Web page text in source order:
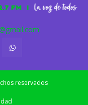
reservados